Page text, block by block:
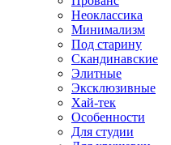
Неоклассика
Минимализм
Под старину
Скандинавские
Элитные
Эксклюзивные
Хай-тек
Особенности
Для студии